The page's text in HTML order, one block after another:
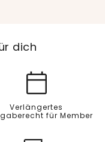
dich
Verlängertes
für Member